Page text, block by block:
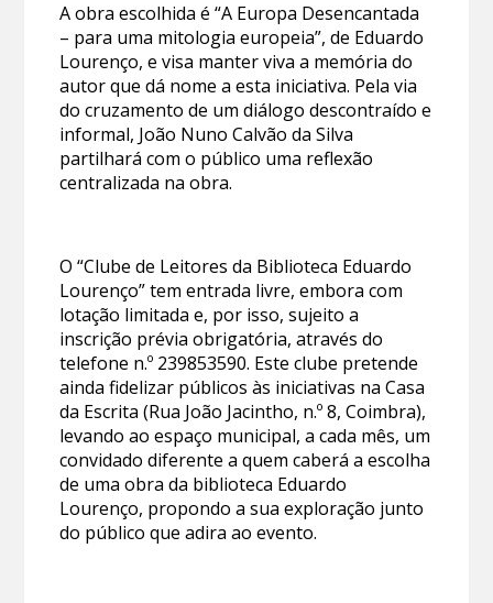
A obra escolhida é “A Europa Desencantada
– para uma mitologia europeia”, de Eduardo
Lourenço, e visa manter viva a memória do
autor que dá nome a esta iniciativa. Pela via
do cruzamento de um diálogo descontraído e
informal, João Nuno Calvão da Silva
partilhará com o público uma reflexão
centralizada na obra.
O “Clube de Leitores da Biblioteca Eduardo
Lourenço” tem entrada livre, embora com
lotação limitada e, por isso, sujeito a
inscrição prévia obrigatória, através do
telefone n.º 239853590. Este clube pretende
ainda fidelizar públicos às iniciativas na Casa
da Escrita (Rua João Jacintho, n.º 8, Coimbra),
levando ao espaço municipal, a cada mês, um
convidado diferente a quem caberá a escolha
de uma obra da biblioteca Eduardo
Lourenço, propondo a sua exploração junto
do público que adira ao evento.